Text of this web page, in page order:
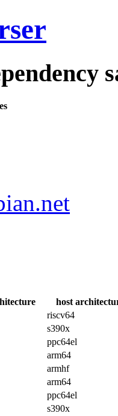
host
riscv64
s390x
ppc64el
arm64
armhf
arm64
ppc64el
s390x